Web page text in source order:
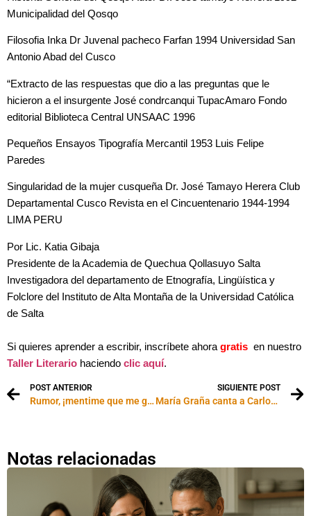
Municipalidad del Qosqo
Filosofia Inka Dr Juvenal pacheco Farfan 1994 Universidad San
Antonio Abad del Cusco
“Extracto de las respuestas que dio a las preguntas que le
hicieron a el insurgente José condrcanqui TupacAmaro Fondo
editorial Biblioteca Central UNSAAC 1996
Pequeños Ensayos Tipografía Mercantil 1953 Luis Felipe
Paredes
Singularidad de la mujer cusqueña Dr. José Tamayo Herera Club
Departamental Cusco Revista en el Cincuentenario 1944-1994
LIMA PERU
Por Lic. Katia Gibaja
Presidente de la Academia de Quechua Qollasuyo Salta
Investigadora del departamento de Etnografía, Lingüística y
Folclore del Instituto de Alta Montaña de la Universidad Católica
de Salta
Si quieres aprender a escribir, inscríbete ahora gratis en nuestro
Taller Literario haciendo clic aquí.
POST ANTERIOR
Rumor, ¡mentime que me gusta!
SIGUIENTE POST
María Graña canta a Carlos Gardel: video exclusivo
Notas relacionadas